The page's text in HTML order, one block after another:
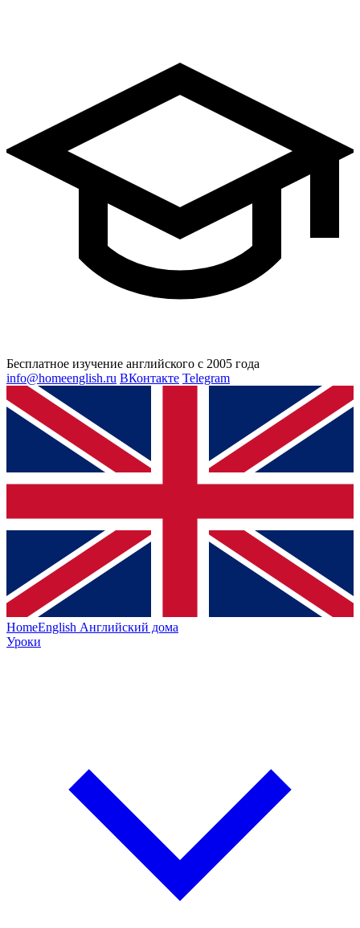
Бесплатное изучение английского с 2005 года
info@homeenglish.ru ВКонтакте Telegram
HomeEnglish Английский дома
Уроки